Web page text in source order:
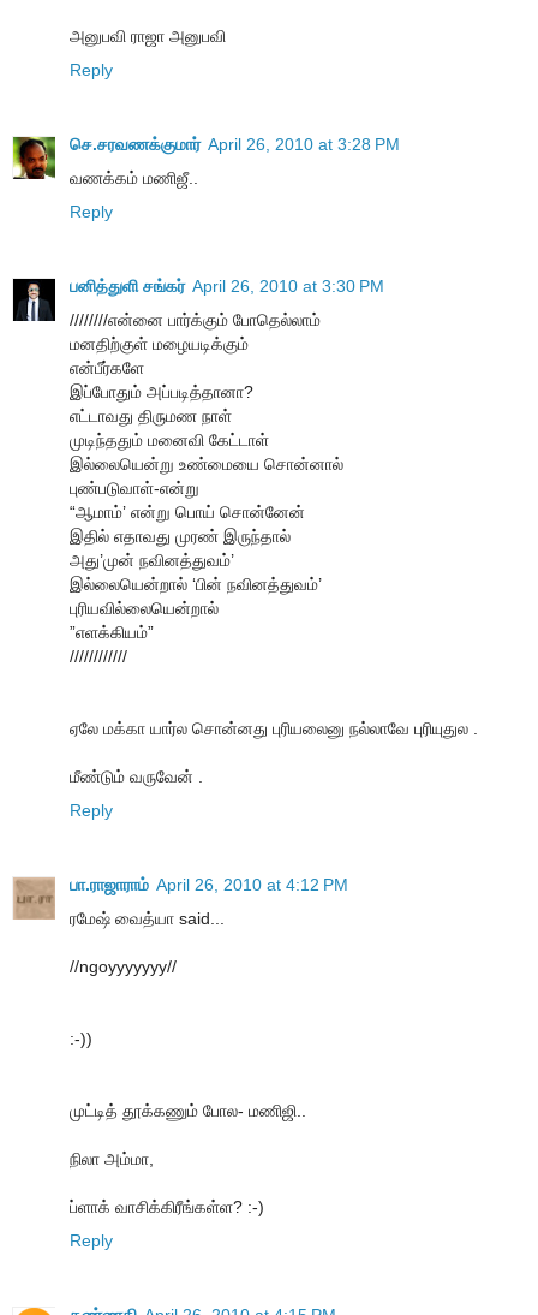
அனுப‌வி ராஜா அனுபவி
Reply
செ.சரவணக்குமார் April 26, 2010 at 3:28 PM
வணக்கம் மணிஜீ..
Reply
பனித்துளி சங்கர் April 26, 2010 at 3:30 PM
////////என்னை பார்க்கும் போதெல்லாம்
மனதிற்குள் மழையடிக்கும்
என்பீர்களே
இப்போதும் அப்படித்தானா?
எட்டாவது திருமண நாள்
முடிந்ததும் மனைவி கேட்டாள்
இல்லையென்று உண்மையை சொன்னால்
புண்படுவாள்-என்று
“ஆமாம்’ என்று பொய் சொன்னேன்
இதில் எதாவது முரண் இருந்தால்
அது’முன் நவினத்துவம்’
இல்லையென்றால் ‘பின் நவினத்துவம்’
புரியவில்லையென்றால்
”எளக்கியம்”
////////////
ஏலே மக்கா யார்ல சொன்னது புரியலைனு நல்லாவே புரியுதுல .
மீண்டும் வருவேன் .
Reply
பா.ராஜாராம் April 26, 2010 at 4:12 PM
ரமேஷ் வைத்யா said...
//ngoyyyyyyy//
:-))
முட்டித் தூக்கணும் போல- மணிஜி..
நிலா அம்மா,
ப்ளாக் வாசிக்கிரீங்கள்ள? :-)
Reply